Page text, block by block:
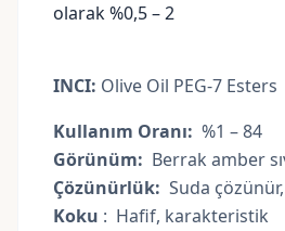
olarak %0,5 – 2
INCI: Olive Oil PEG-7 Esters
Kullanım Oranı: %1 – 84
Görünüm: Berrak amber
Çözünürlük: Suda
Koku : Hafif, karakteristik